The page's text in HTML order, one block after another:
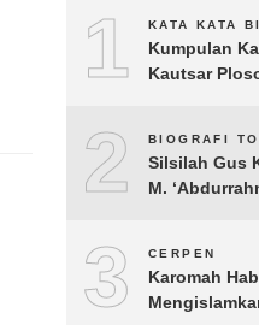
1 KATA KATA
Kumpulan
Kautsar
2 BIOGRAFI
Silsilah Gus
M.
3 CERPEN
Karomah